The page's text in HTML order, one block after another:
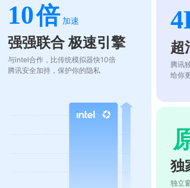
10倍 加速
强强联合 极速引擎
与intel合作，比传统模拟器快10倍
腾讯安全加持，保护你的隐私
超
腾讯
给你
独
独立